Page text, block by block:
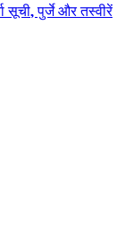
सूची, पुर्जे और तस्वीरें